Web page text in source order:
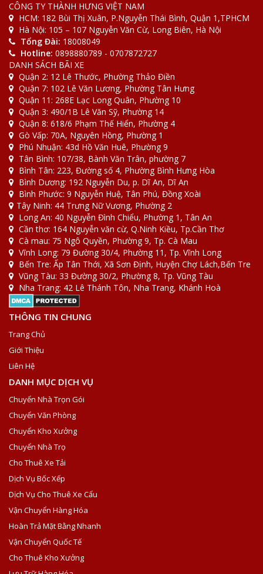
2022-08-31
Tin Tức
[Giải Đáp] Gửi đồ qua bưu điện bao nhiêu 1kg
CÔNG TY THÀNH HƯNG VIỆT NAM
HCM: 182 Bùi Thị Xuân, P.Nguyễn Thái Bình, Quận 1,TPHCM
Hà Nội: 105 – 107 Nguyễn Văn Cừ, Long Biên, Hà Nội
Tổng Đài: 18008049
Hotline: 0898880789 - 0707872727
DANH SÁCH BÃI XE
Quận 2: 12 Lê Thước, Phường Thảo Điền
Quận 7: 102 Lê Văn Lương, Phường Tân Hưng
Quận 11: 268E Lạc Long Quân, Phường 10
Quận 3: 490/1B Lê Văn Sỹ, Phường 14
Quận 8: 618/6 Phạm Thế Hiển, Phường 4
Gò Vấp: 70A, Nguyên Hồng, Phường 1
Phú Nhuận: 43d Hồ Văn Huê, Phường 9
Tân Bình: 107/38, Bành Văn Trân, phường 7
Bình Tân: 223, Đường số 4, Phường Bình Hưng Hòa
Bình Dương: 192 Nguyễn Du, p. Dĩ An, Dĩ An
Bình Phước: 9 Nguyễn Huệ, Tân Phú, Đồng Xoài
Tây Ninh: 44 Trưng Nữ Vương, Phường 2
Long An: 40 Nguyễn Đình Chiểu, Phường 1, Tân An
Cần thơ: 164 Nguyễn văn cừ, Q.Ninh Kiều, Tp.Cần Thơ
Cà mau: 75 Ngô Quyền, Phường 9, Tp. Cà Mau
Vĩnh Long: 79 Đường 30/4, Phường 11, Tp. Vĩnh Long
Bến Tre: Ấp Tân Thới, Xã Sơn Định, Huyện Chợ Lách,Bến Tre
Vũng Tàu: 33 Đường 30/2, Phường 8, Tp. Vũng Tàu
Nha Trang: 42 Lê Thánh Tôn, Nha Trang, Khánh Hoà
THÔNG TIN CHUNG
Trang Chủ
Giới Thiệu
Liên Hệ
DANH MỤC DỊCH VỤ
Chuyển Nhà Trọn Gói
Chuyển Văn Phòng
Chuyển Kho Xưởng
Chuyển Nhà Trọ
Cho Thuê Xe Tải
Dịch Vụ Bốc Xếp
Dịch Vụ Cho Thuê Xe Cẩu
Vận Chuyển Hàng Hóa
Hoàn Trả Mặt Bằng Nhanh
Vận Chuyển Quốc Tế
Cho Thuê Kho Xưởng